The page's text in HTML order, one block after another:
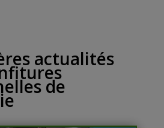
actualités
de